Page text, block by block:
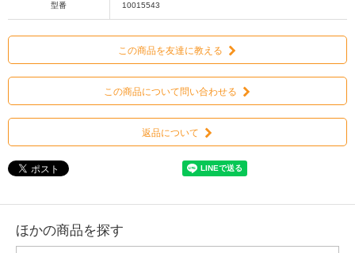
型番 10015543
この商品を友達に教える
この商品について問い合わせる
返品について
ほかの商品を探す